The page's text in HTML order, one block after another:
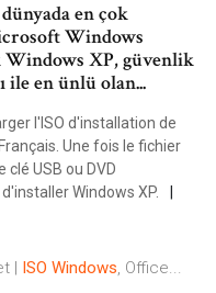
en çok
Windows
XP, güvenlik
ile en ünlü olan...
l'ISO d'installation de
Une fois le fichier
clé USB ou DVD
Windows XP.
| ISO Windows, Office...